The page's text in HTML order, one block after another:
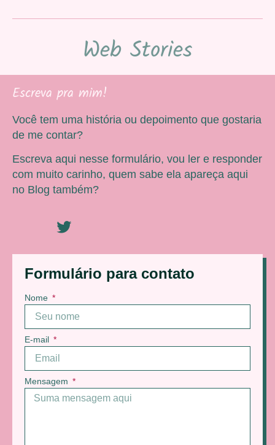
Web Stories
Formulário para contato
Nome
E-mail
Mensagem
Escreva pra mim!
Você tem uma história ou depoimento que gostaria
de me contar?
Escreva aqui nesse formulário, vou ler e responder
com muito carinho, quem sabe ela apareça aqui
no Blog também?